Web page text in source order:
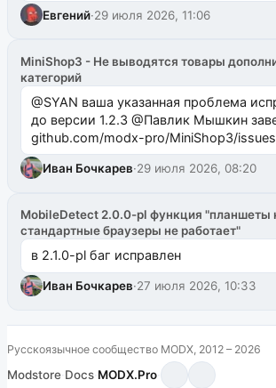
Евгений·29 июля 2026, 11:06
MiniShop3 - Не выводятся товары
категорий
@SYAN ваша указанная проблема
до версии 1.2.3 @Павлик Мышкин
github.com/modx-pro/MiniShop3/
github.com/modx-pro/MiniShop3/
в б...
Иван Бочкарев·29 июля 2026, 08:20
MobileDetect 2.0.0-pl функция "планшеты
стандартные браузеры не работает"
в 2.1.0-pl баг исправлен
Иван Бочкарев·27 июля 2026, 10:33
Русскоязычное сообщество MODX, 2012 – 2026
Modstore·Docs·MODX.Pro·